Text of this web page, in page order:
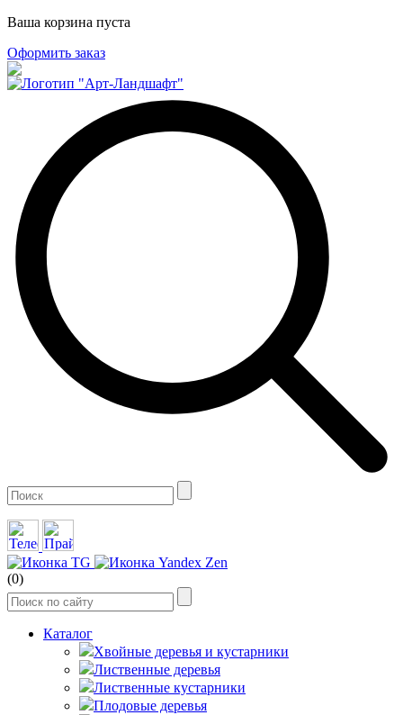
Ваша корзина пуста
Оформить заказ
(0)
Каталог
Хвойные деревья и кустарники
Лиственные деревья
Лиственные кустарники
Плодовые деревья